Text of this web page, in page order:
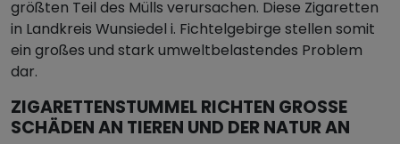
größten Teil des Mülls verursachen. Diese Zigaretten
in Landkreis Wunsiedel i. Fichtelgebirge stellen somit
ein großes und stark umweltbelastendes Problem
dar.
ZIGARETTENSTUMMEL RICHTEN GROSSE S
CHÄDEN AN TIEREN UND DER NATUR AN